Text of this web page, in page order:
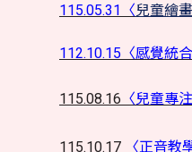
115.05.31〈兒童繪
112.10.15〈感覺統
115.08.16 〈兒童專
115.10.17 〈正音教